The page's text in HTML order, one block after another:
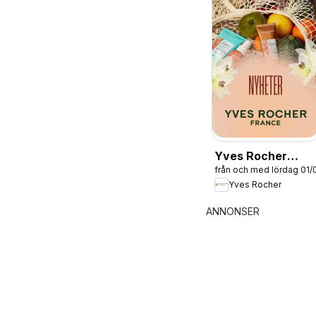
Yves Rocher
erbjudanden
från och med lördag 01/
Yves Rocher
ANNONSER